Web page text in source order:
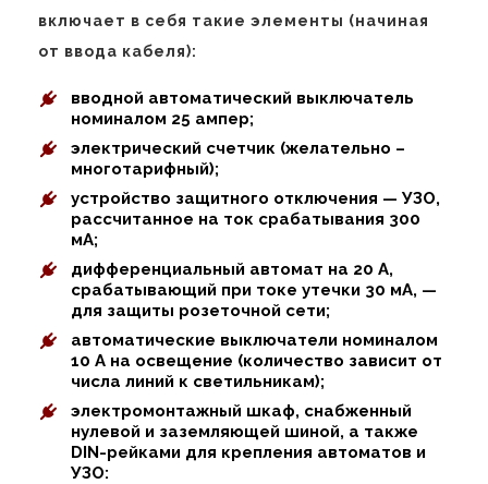
включает в себя такие элементы (начиная
от ввода кабеля):
вводной автоматический выключатель
номиналом 25 ампер;
электрический счетчик (желательно –
многотарифный);
устройство защитного отключения — УЗО,
рассчитанное на ток срабатывания 300
мА;
дифференциальный автомат на 20 А,
срабатывающий при токе утечки 30 мА, —
для защиты розеточной сети;
автоматические выключатели номиналом
10 А на освещение (количество зависит от
числа линий к светильникам);
электромонтажный шкаф, снабженный
нулевой и заземляющей шиной, а также
DIN-рейками для крепления автоматов и
УЗО: